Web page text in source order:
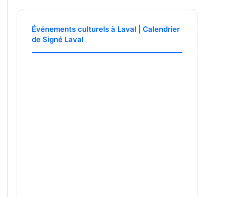
Événements culturels à Laval | Calendrier
de Signé Laval